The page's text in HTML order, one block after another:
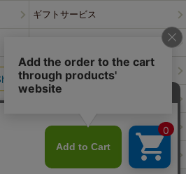
ギフトサービス
特定商取引法に基づく表記
ルピシアブランド